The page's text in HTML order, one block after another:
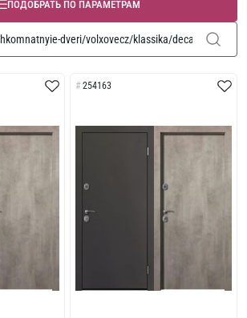
ПОДОБРАТЬ ПО ПАРАМЕТРАМ
254163